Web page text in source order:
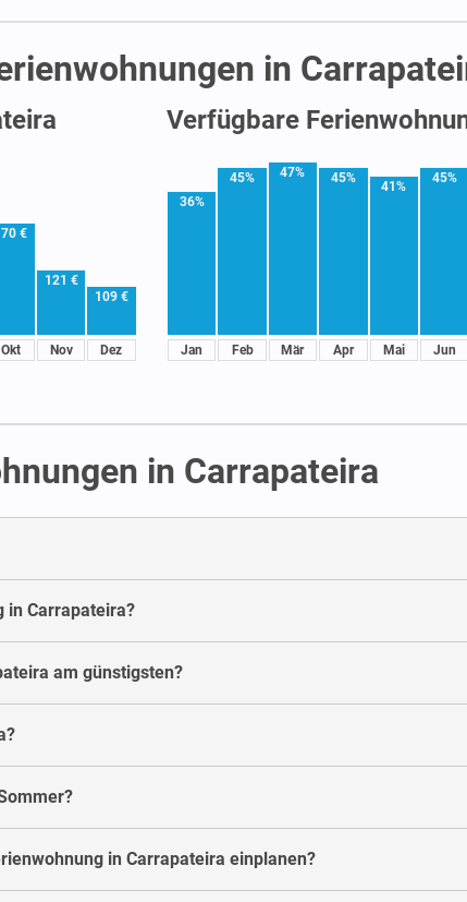
in
€
Okt
121 €
Nov
109 €
Dez
Verfügbare
36%
Jan
45%
Feb
47%
Mär
45%
Apr
41%
Mai
45%
Jun
in Carrapateira
in Carrapateira?
am günstigsten?
in Carrapateira einplanen?